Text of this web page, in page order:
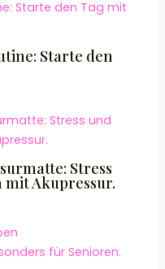
Starte den
Stress
mit Akupressur.